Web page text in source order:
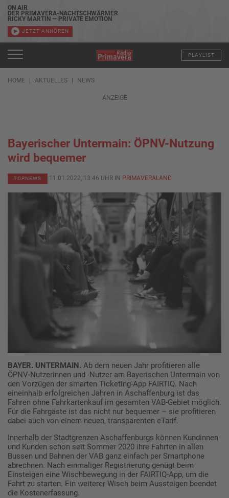
ON AIR
DER PRIMAVERA-NACHTSCHWÄRMER
RICKY MARTIN — PRIVATE EMOTION
JETZT ANHÖREN
PLAYLIST
HOME AKTUELLES NEWS
ANZEIGE
Bayerischer Untermain: ÖPNV-Nutzung
wird bequemer
TOPNEWS 11.01.2022, 13:46 UHR IN PRIMAVERALAND
BAYER. UNTERMAIN. Ab dem neuen Jahr profitieren alle
ÖPNV-Nutzerinnen und -Nutzer am Bayerischen Untermain von
den Vorzügen der smarten Ticketing-App FAIRTIQ. Nach
eineinhalb erfolgreichen Jahren in Aschaffenburg ist das
Fahren ohne Fahrkartenkauf im gesamten VAB-Gebiet möglich.
Für die Fahrgäste ist das nicht nur bequemer – sie profitieren
dabei auch von einem neuen, transparenten eTarif.
Innerhalb der Stadtgrenzen Aschaffenburgs können Kundinnen
und Kunden schon seit Sommer 2020 ihre Fahrten in allen
Bussen und Bahnen der VAB ganz einfach per Smartphone
abrechnen. Nach einmaliger Registrierung genügt beim
Einsteigen eine Wischbewegung in der FAIRTIQ-App, um die
Fahrt zu starten. Ein weiterer Wisch beim Aussteigen beendet
die Kostenerfassung.